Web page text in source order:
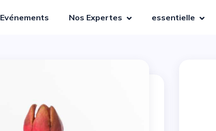
Evénements Nos Expertes essentielle